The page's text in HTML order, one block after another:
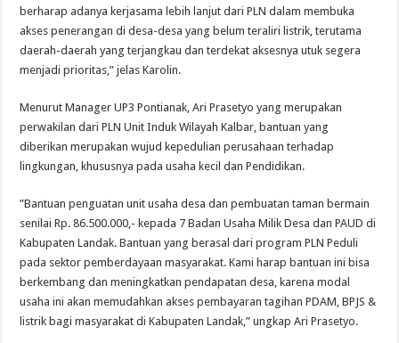
berharap adanya kerjasama lebih lanjut dari PLN dalam membuka
akses penerangan di desa-desa yang belum teraliri listrik, terutama
daerah-daerah yang terjangkau dan terdekat aksesnya utuk segera
menjadi prioritas,” jelas Karolin.
Menurut Manager UP3 Pontianak, Ari Prasetyo yang merupakan
perwakilan dari PLN Unit Induk Wilayah Kalbar, bantuan yang
diberikan merupakan wujud kepedulian perusahaan terhadap
lingkungan, khususnya pada usaha kecil dan Pendidikan.
”Bantuan penguatan unit usaha desa dan pembuatan taman bermain
senilai Rp. 86.500.000,- kepada 7 Badan Usaha Milik Desa dan PAUD di
Kabupaten Landak. Bantuan yang berasal dari program PLN Peduli
pada sektor pemberdayaan masyarakat. Kami harap bantuan ini bisa
berkembang dan meningkatkan pendapatan desa, karena modal
usaha ini akan memudahkan akses pembayaran tagihan PDAM, BPJS &
listrik bagi masyarakat di Kabupaten Landak,” ungkap Ari Prasetyo.